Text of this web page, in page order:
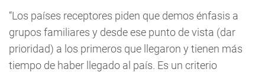
“Los países receptores piden que demos énfasis a
grupos familiares y desde ese punto de vista (dar
prioridad) a los primeros que llegaron y tienen más
tiempo de haber llegado al país. Es un criterio